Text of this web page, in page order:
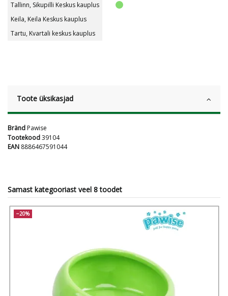
Tallinn, Sikupilli Keskus kauplus
Keila, Keila Keskus kauplus
Tartu, Kvartali keskus kauplus
Toote üksikasjad
Bränd Pawise
Tootekood39104
EAN 8886467591044
Samast kategooriast veel 8 toodet
−20%